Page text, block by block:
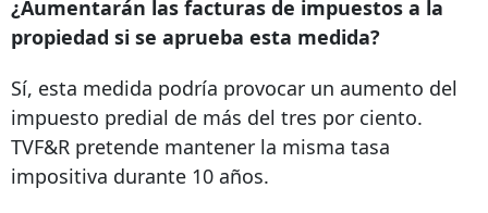
¿Aumentarán las facturas de impuestos a la
propiedad si se aprueba esta medida?
Sí, esta medida podría provocar un aumento del
impuesto predial de más del tres por ciento.
TVF&R pretende mantener la misma tasa
impositiva durante 10 años.